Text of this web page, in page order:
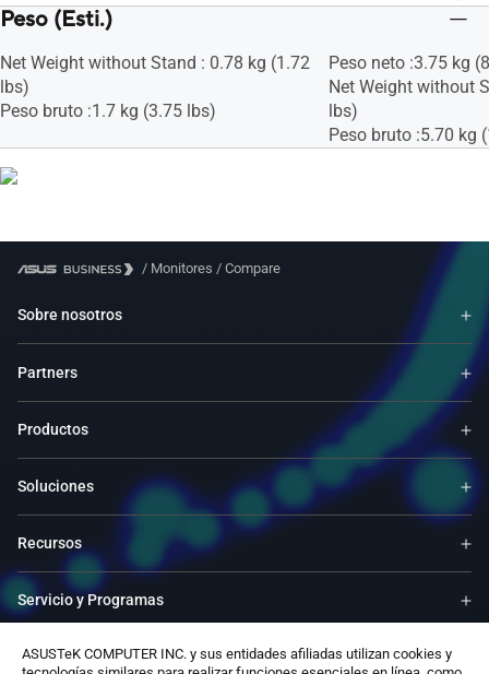
ASUSTeK COMPUTER INC. y sus entidades afiliadas utilizan cookies y
Altavoz:No
Peso (Esti.)
Net Weight without Stand : 0.78 kg (1.72
lbs)
Peso bruto :1.7 kg (3.75 lbs)
Peso neto :3.75 kg
Net Weight without
lbs)
Peso bruto :5.70 kg
/ Monitores / Compare
Sobre nosotros
Partners
Productos
Soluciones
Recursos
Servicio y Programas
Apoyo